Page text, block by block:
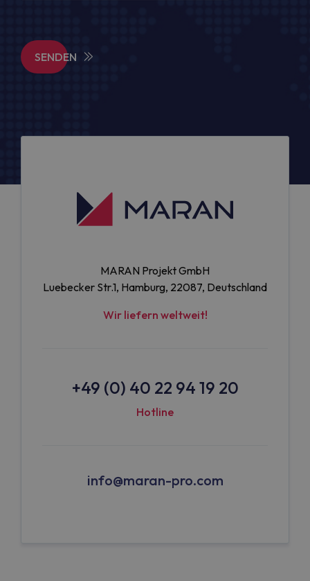
SENDEN
MARAN Projekt GmbH
Luebecker Str.1, Hamburg, 22087, Deutschland
Wir liefern weltweit!
+49 (0) 40 22 94 19 20
Hotline
info@maran-pro.com